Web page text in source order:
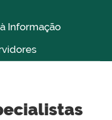
Informação